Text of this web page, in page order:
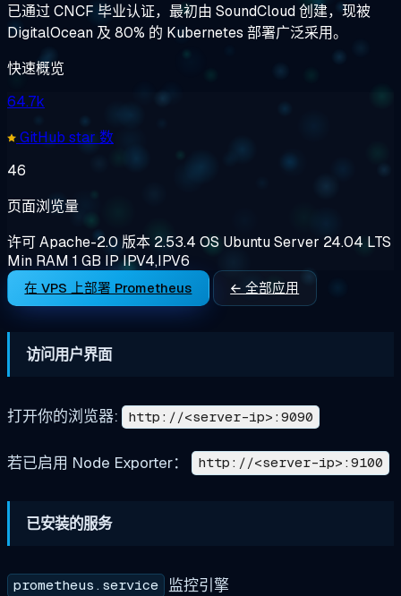
已通过 CNCF 毕业认证，最初由 SoundCloud 创建，现被
DigitalOcean 及 80% 的 Kubernetes 部署广泛采用。
快速概览
64.7k
GitHub star 数
46
页面浏览量
许可Apache-2.0 版本 2.53.4 OS Ubuntu Server 24.04 LTS
Min RAM 1 GB IPIPV4,IPV6
在 VPS 上部署 Prometheus ← 全部应用
访问用户界面
打开你的浏览器: http://<server-ip>:9090
若已启用 Node Exporter： http://<server-ip>:9100
已安装的服务
prometheus.service 监控引擎